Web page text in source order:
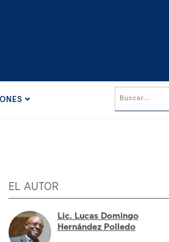
EL AUTOR
Lic. Lucas Domingo
Hernández Polledo